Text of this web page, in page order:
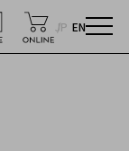
JP EN